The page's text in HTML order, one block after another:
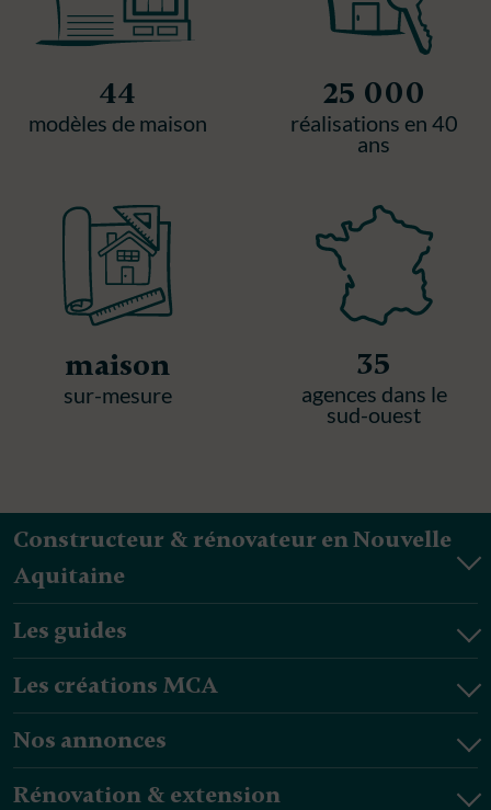
44
modèles de maison
25 000
réalisations en 40
ans
maison
sur-mesure
35
agences dans le
sud-ouest
Constructeur & rénovateur en Nouvelle
Aquitaine
Les guides
Les créations MCA
Nos annonces
Rénovation & extension